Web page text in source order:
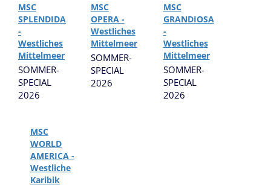
MSC
SPLENDIDA
-
Westliches
Mittelmeer
SOMMER-
SPECIAL
2026
MSC
OPERA -
Westliches
Mittelmeer
SOMMER-
SPECIAL
2026
MSC
GRANDIOSA
-
Westliches
Mittelmeer
SOMMER-
SPECIAL
2026
MSC
WORLD
AMERICA -
Westliche
Karibik